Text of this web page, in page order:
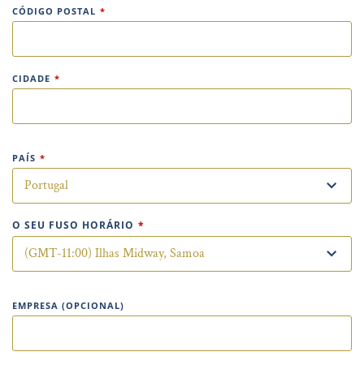
CÓDIGO POSTAL *
CIDADE *
PAÍS *
O SEU FUSO HORÁRIO *
EMPRESA (OPCIONAL)